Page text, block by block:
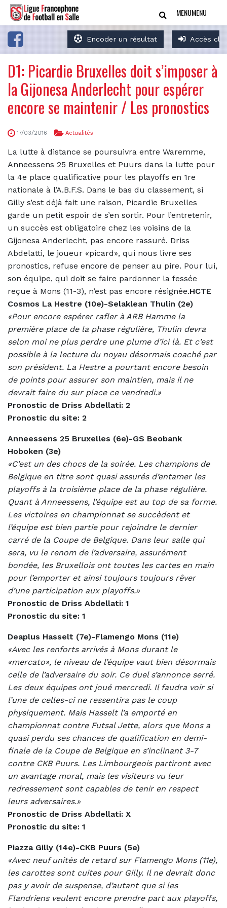
Encoder un résultat Accès
MENUMENU
D1: Picardie Bruxelles doit s’imposer à
la Gijonesa Anderlecht pour espérer
encore se maintenir / Les pronostics
17/03/2016 Actualités
La lutte à distance se poursuivra entre Waremme,
Anneessens 25 Bruxelles et Puurs dans la lutte pour
la 4e place qualificative pour les playoffs en 1re
nationale à l’A.B.F.S. Dans le bas du classement, si
Gilly s’est déjà fait une raison, Picardie Bruxelles
garde un petit espoir de s’en sortir. Pour l’entretenir,
un succès est obligatoire chez les voisins de la
Gijonesa Anderlecht, pas encore rassuré. Driss
Abdelatti, le joueur «picard», qui nous livre ses
pronostics, refuse encore de penser au pire. Pour lui,
son équipe, qui doit se faire pardonner la fessée
reçue à Mons (11-3), n’est pas encore résignée.HCTE
Cosmos La Hestre (10e)-Selaklean Thulin (2e)
«Pour encore espérer rafler à ARB Hamme la
première place de la phase régulière, Thulin devra
selon moi ne plus perdre une plume d’ici là. Et c’est
possible à la lecture du noyau désormais coaché par
son président. La Hestre a pourtant encore besoin
de points pour assurer son maintien, mais il ne
devrait faire du sur place ce vendredi.»
Pronostic de Driss Abdellati: 2
Pronostic du site: 2
Anneessens 25 Bruxelles (6e)-GS Beobank
Hoboken (3e)
«C’est un des chocs de la soirée. Les champions de
Belgique en titre sont quasi assurés d’entamer les
playoffs à la troisième place de la phase régulière.
Quant à Anneessens, l’équipe est au top de sa forme.
Les victoires en championnat se succèdent et
l’équipe est bien partie pour rejoindre le dernier
carré de la Coupe de Belgique. Dans leur salle qui
sera, vu le renom de l’adversaire, assurément
bondée, les Bruxellois ont toutes les cartes en main
pour l’emporter et ainsi toujours toujours rêver
d’une participation aux playoffs.»
Pronostic de Driss Abdellati: 1
Pronostic du site: 1
Deaplus Hasselt (7e)-Flamengo Mons (11e)
«Avec les renforts arrivés à Mons durant le
«mercato», le niveau de l’équipe vaut bien désormais
celle de l’adversaire du soir. Ce duel s’annonce serré.
Les deux équipes ont joué mercredi. Il faudra voir si
l’une de celles-ci ne ressentira pas le coup
physiquement. Mais Hasselt l’a emporté en
championnat contre Futsal Jette, alors que Mons a
quasi perdu ses chances de qualification en demi-
finale de la Coupe de Belgique en s’inclinant 3-7
contre CKB Puurs. Les Limbourgeois partiront avec
un avantage moral, mais les visiteurs vu leur
redressement sont capables de tenir en respect
leurs adversaires.»
Pronostic de Driss Abdellati: X
Pronostic du site: 1
Piazza Gilly (14e)-CKB Puurs (5e)
«Avec neuf unités de retard sur Flamengo Mons (11e),
les carottes sont cuites pour Gilly. Il ne devrait donc
pas y avoir de suspense, d’autant que si les
Flandriens veulent encore prendre part aux playoffs,